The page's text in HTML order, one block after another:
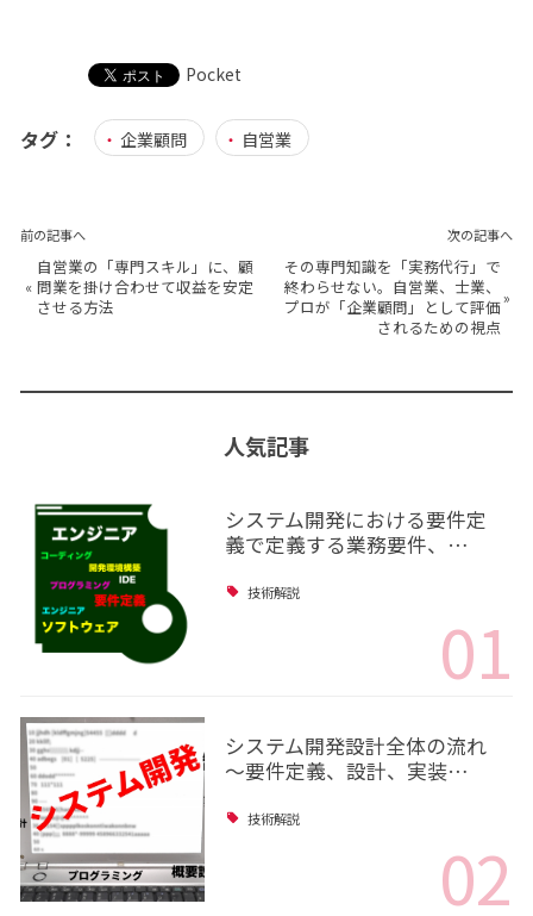
Pocket
タグ： 企業顧問 自営業
前の記事へ
«
自営業の「専門スキル」に、顧
問業を掛け合わせて収益を安定
させる方法
次の記事へ
その専門知識を「実務代行」で
終わらせない。自営業、士業、
プロが「企業顧問」として評価
されるための視点
»
人気記事
システム開発における要件定
義で定義する業務要件、…
技術解説
01
システム開発設計全体の流れ
～要件定義、設計、実装…
技術解説
02